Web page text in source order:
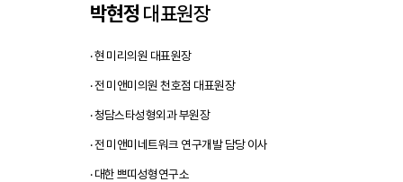
박현정 대표원장
· 현 미리의원 대표원장
· 전 미앤미의원 천호점 대표원장
· 청담스타성형외과 부원장
· 전 미앤미네트워크 연구개발 담당 이사
· 대한 쁘띠성형연구소